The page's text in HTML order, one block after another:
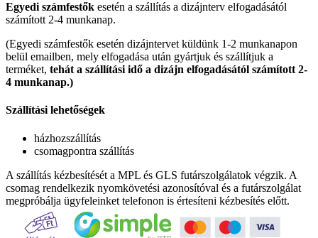
Egyedi számfestők esetén a szállítás a dizájnterv elfogadásától
számított 2-4 munkanap.
(Egyedi számfestők esetén dizájntervet küldünk 1-2 munkanapon
belül emailben, mely elfogadása után gyártjuk és szállítjuk a
terméket, tehát a szállítási idő a dizájn elfogadásától számított 2-
4 munkanap.)
Szállítási lehetőségek
házhozszállítás
csomagpontra szállítás
A szállítás kézbesítését a MPL és GLS futárszolgálatok végzik. A
csomag rendelkezik nyomkövetési azonosítóval és a futárszolgálat
megpróbálja ügyfeleinket telefonon is értesíteni kézbesítés előtt.